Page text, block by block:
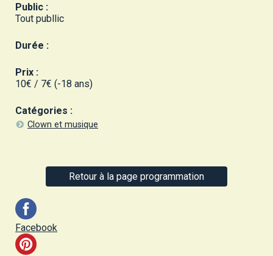
Public :
Tout publlic
Durée :
Prix :
10€ / 7€ (-18 ans)
Catégories :
Clown et musique
Retour à la page programmation
Facebook